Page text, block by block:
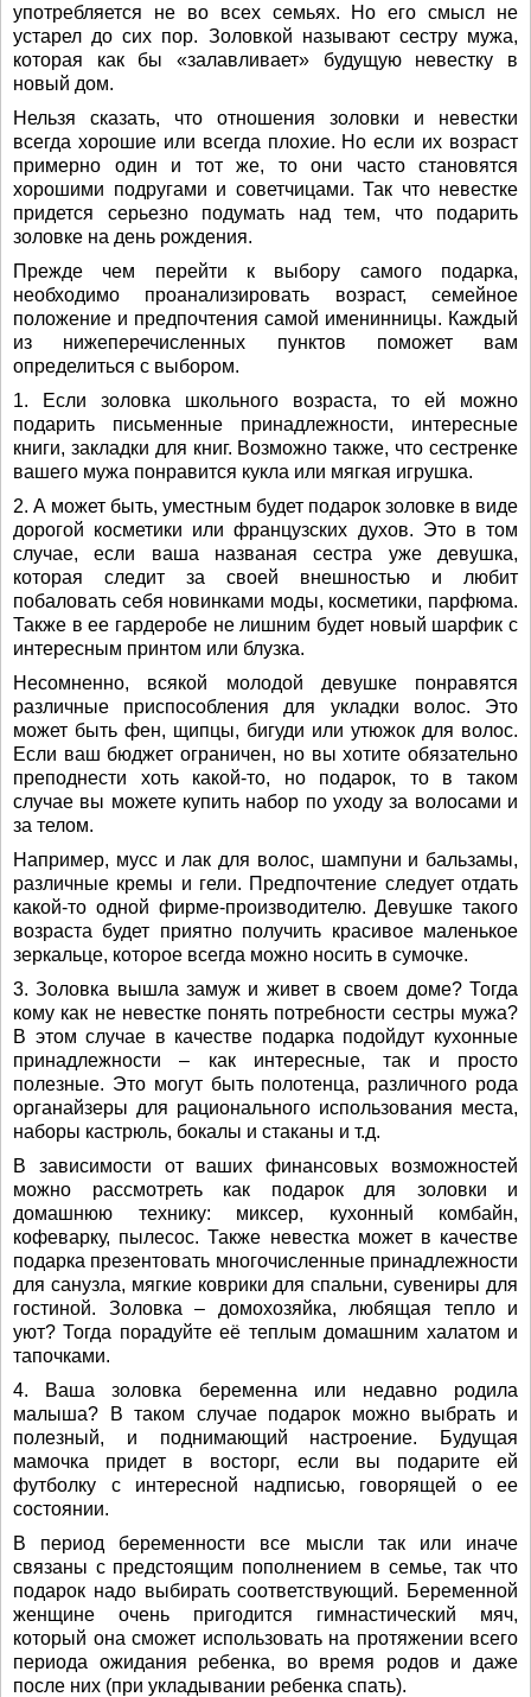
употребляется не во всех семьях. Но его смысл не
устарел до сих пор. Золовкой называют сестру мужа,
которая как бы «залавливает» будущую невестку в
новый дом.
Нельзя сказать, что отношения золовки и невестки
всегда хорошие или всегда плохие. Но если их возраст
примерно один и тот же, то они часто становятся
хорошими подругами и советчицами. Так что невестке
придется серьезно подумать над тем, что подарить
золовке на день рождения.
Прежде чем перейти к выбору самого подарка,
необходимо проанализировать возраст, семейное
положение и предпочтения самой именинницы. Каждый
из нижеперечисленных пунктов поможет вам
определиться с выбором.
1. Если золовка школьного возраста, то ей можно
подарить письменные принадлежности, интересные
книги, закладки для книг. Возможно также, что сестренке
вашего мужа понравится кукла или мягкая игрушка.
2. А может быть, уместным будет подарок золовке в виде
дорогой косметики или французских духов. Это в том
случае, если ваша названая сестра уже девушка,
которая следит за своей внешностью и любит
побаловать себя новинками моды, косметики, парфюма.
Также в ее гардеробе не лишним будет новый шарфик с
интересным принтом или блузка.
Несомненно, всякой молодой девушке понравятся
различные приспособления для укладки волос. Это
может быть фен, щипцы, бигуди или утюжок для волос.
Если ваш бюджет ограничен, но вы хотите обязательно
преподнести хоть какой-то, но подарок, то в таком
случае вы можете купить набор по уходу за волосами и
за телом.
Например, мусс и лак для волос, шампуни и бальзамы,
различные кремы и гели. Предпочтение следует отдать
какой-то одной фирме-производителю. Девушке такого
возраста будет приятно получить красивое маленькое
зеркальце, которое всегда можно носить в сумочке.
3. Золовка вышла замуж и живет в своем доме? Тогда
кому как не невестке понять потребности сестры мужа?
В этом случае в качестве подарка подойдут кухонные
принадлежности – как интересные, так и просто
полезные. Это могут быть полотенца, различного рода
органайзеры для рационального использования места,
наборы кастрюль, бокалы и стаканы и т.д.
В зависимости от ваших финансовых возможностей
можно рассмотреть как подарок для золовки и
домашнюю технику: миксер, кухонный комбайн,
кофеварку, пылесос. Также невестка может в качестве
подарка презентовать многочисленные принадлежности
для санузла, мягкие коврики для спальни, сувениры для
гостиной. Золовка – домохозяйка, любящая тепло и
уют? Тогда порадуйте её теплым домашним халатом и
тапочками.
4. Ваша золовка беременна или недавно родила
малыша? В таком случае подарок можно выбрать и
полезный, и поднимающий настроение. Будущая
мамочка придет в восторг, если вы подарите ей
футболку с интересной надписью, говорящей о ее
состоянии.
В период беременности все мысли так или иначе
связаны с предстоящим пополнением в семье, так что
подарок надо выбирать соответствующий. Беременной
женщине очень пригодится гимнастический мяч,
который она сможет использовать на протяжении всего
периода ожидания ребенка, во время родов и даже
после них (при укладывании ребенка спать).